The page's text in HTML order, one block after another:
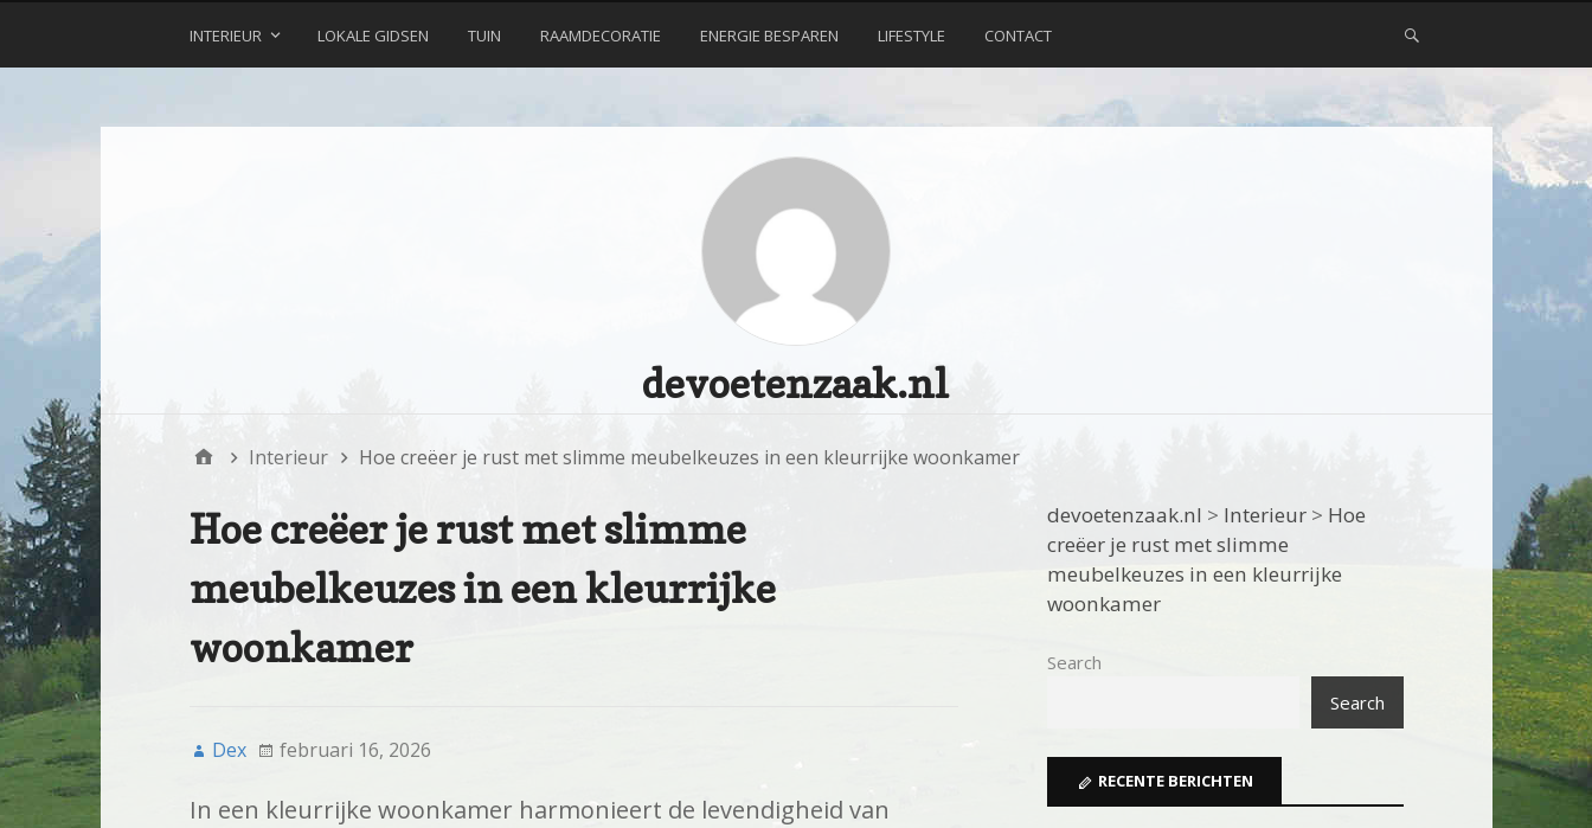
INTERIEUR LOKALE GIDSEN TUIN RAAMDECORATIE ENERGIE BESPAREN LIFESTYLE CONTACT
devoetenzaak.nl
Interieur Hoe creëer je rust met slimme meubelkeuzes in een kleurrijke woonkamer
Hoe creëer je rust met slimme
meubelkeuzes in een kleurrijke
woonkamer
Dex februari 16, 2026
In een kleurrijke woonkamer harmonieert de levendigheid van
devoetenzaak.nl > Interieur > Hoe
creëer je rust met slimme
meubelkeuzes in een kleurrijke
woonkamer
Search
Search
RECENTE BERICHTEN